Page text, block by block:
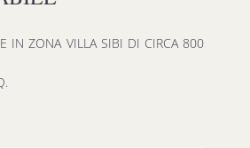
IN ZONA VILLA SIBI DI CIRCA 800